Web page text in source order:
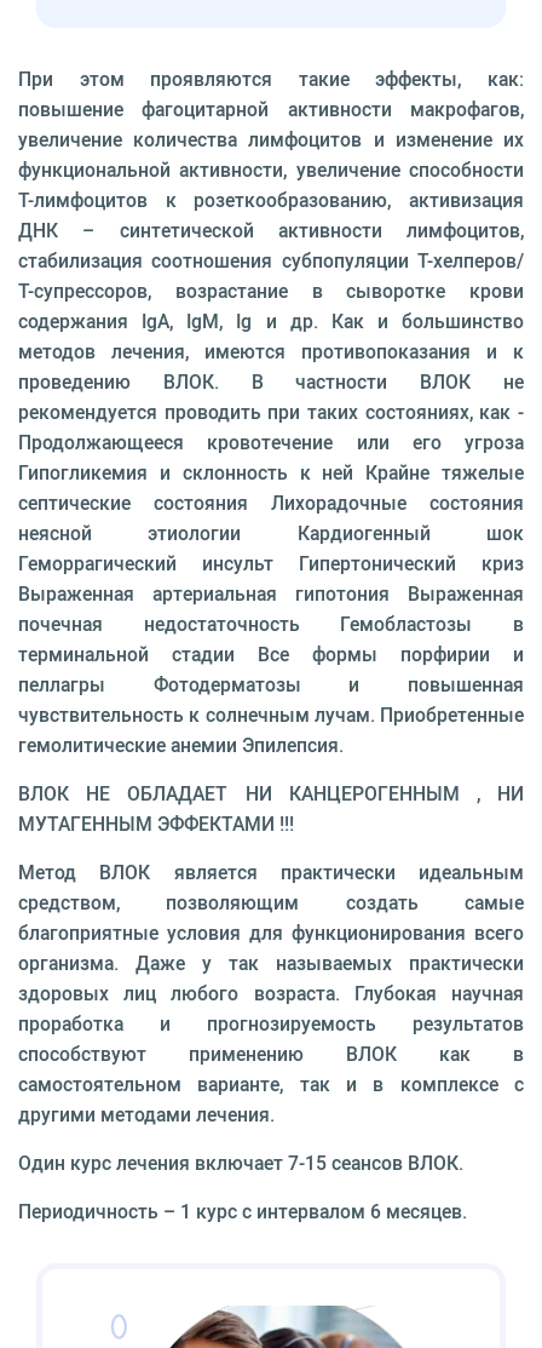
При этом проявляются такие эффекты, как:
повышение фагоцитарной активности макрофагов,
увеличение количества лимфоцитов и изменение их
функциональной активности, увеличение способности
Т-лимфоцитов к розеткообразованию, активизация
ДНК – синтетической активности лимфоцитов,
стабилизация соотношения субпопуляции Т-хелперов/
Т-супрессоров, возрастание в сыворотке крови
содержания IgA, IgM, Ig и др. Как и большинство
методов лечения, имеются противопоказания и к
проведению ВЛОК. В частности ВЛОК не
рекомендуется проводить при таких состояниях, как -
Продолжающееся кровотечение или его угроза
Гипогликемия и склонность к ней Крайне тяжелые
септические состояния Лихорадочные состояния
неясной этиологии Кардиогенный шок
Геморрагический инсульт Гипертонический криз
Выраженная артериальная гипотония Выраженная
почечная недостаточность Гемобластозы в
терминальной стадии Все формы порфирии и
пеллагры Фотодерматозы и повышенная
чувствительность к солнечным лучам. Приобретенные
гемолитические анемии Эпилепсия.
ВЛОК НЕ ОБЛАДАЕТ НИ КАНЦЕРОГЕННЫМ , НИ
МУТАГЕННЫМ ЭФФЕКТАМИ !!!
Метод ВЛОК является практически идеальным
средством, позволяющим создать самые
благоприятные условия для функционирования всего
организма. Даже у так называемых практически
здоровых лиц любого возраста. Глубокая научная
проработка и прогнозируемость результатов
способствуют применению ВЛОК как в
самостоятельном варианте, так и в комплексе с
другими методами лечения.
Один курс лечения включает 7-15 сеансов ВЛОК.
Периодичность – 1 курс с интервалом 6 месяцев.